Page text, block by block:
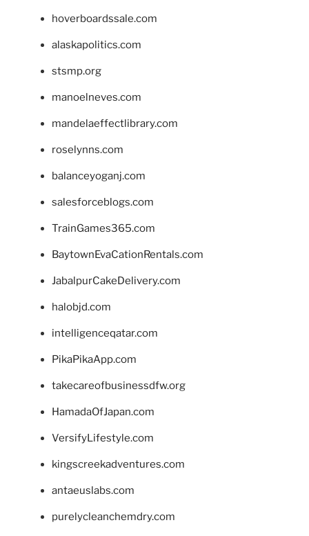
hoverboardssale.com
alaskapolitics.com
stsmp.org
manoelneves.com
mandelaeffectlibrary.com
roselynns.com
balanceyoganj.com
salesforceblogs.com
TrainGames365.com
BaytownEvaCationRentals.com
JabalpurCakeDelivery.com
halobjd.com
intelligenceqatar.com
PikaPikaApp.com
takecareofbusinessdfw.org
HamadaOfJapan.com
VersifyLifestyle.com
kingscreekadventures.com
antaeuslabs.com
purelycleanchemdry.com